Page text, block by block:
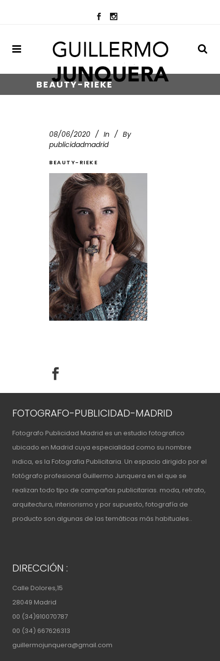
BEAUTY-RIEKE
08/06/2020 In
By
publicidadmadrid
BEAUTY-RIEKE
FOTOGRAFO-PUBLICIDAD-MADRID
Fotografo Publicidad Madrid es un estudio fotografico
ubicado en Madrid cuya especialidad como su nombre
indica, es la Fotografia Publicitaria. Un espacio dirigido por el
fotógrafo profesional Guillermo Junquera en el que se
realizan todo tipo de campañas publicitarias. moda, retrato,
arquitectura, interiorismo y por supuesto, fotografía de
producto son algunas de las temáticas más habituales..
DIRECCIÓN :
Calle Dolores,15
28049 Madrid
00 (34)910070787
00 (34) 667626313
guillermojunquera@gmail.com